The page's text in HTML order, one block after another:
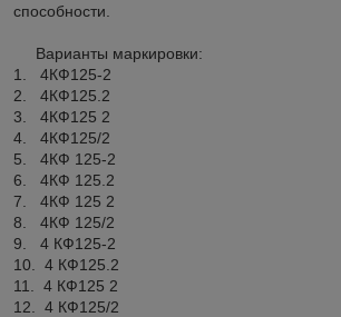
способности.
Варианты маркировки:
1. 4КФ125-2
2. 4КФ125.2
3. 4КФ125 2
4. 4КФ125/2
5. 4КФ 125-2
6. 4КФ 125.2
7. 4КФ 125 2
8. 4КФ 125/2
9. 4 КФ125-2
10. 4 КФ125.2
11. 4 КФ125 2
12. 4 КФ125/2